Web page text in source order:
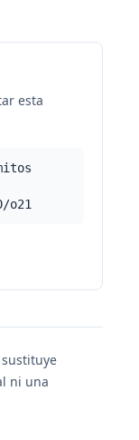
esta
o21
sustituye
ni una